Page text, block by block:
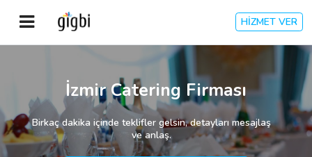
HİZMET VER
Giriş Yap
Kayıt Ol
İzmir Catering Firması
Birkaç dakika içinde teklifler gelsin, detayları mesajlaş
ve anlaş.